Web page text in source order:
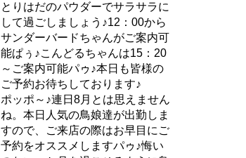
とりはだのパウダーでサラサラに
して過ごしましょう♪12：00から
サンダーバードちゃんがご案内可
能ぱぅ♪こんどるちゃんは15：20
～ご案内可能パゥ♪本日も皆様の
ご予約お待ちしております♪
ポッポ～♪連日8月とは思えません
ね。本日人気の鳥娘達が出勤しま
すので、ご来店の際はお早目にご
予約をオススメしますパゥ♪悔い